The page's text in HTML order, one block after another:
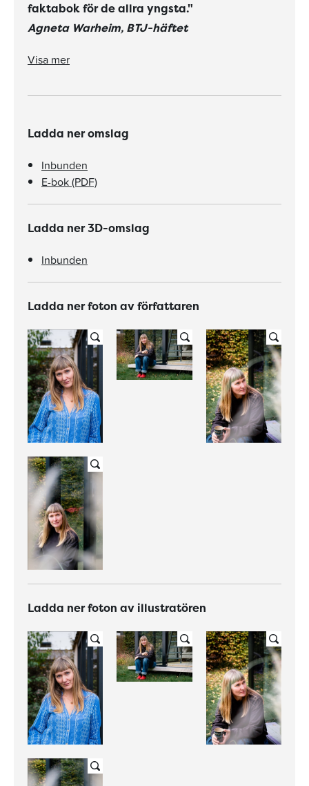
faktabok för de allra yngsta."
Agneta Warheim, BTJ-häftet
Visa mer
Ladda ner omslag
Inbunden
E-bok (PDF)
Ladda ner 3D-omslag
Inbunden
Ladda ner foton av författaren
Ladda ner foton av illustratören